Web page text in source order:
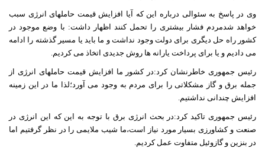
وی در پاسخ به سئوالی درباره این که آیا افزایش قیمت حاملهای انرژی سبب
خواهد شدمردم فشار بیشتری را تحمل کنند اظهار داشت: با وضع موجود در
کشور راه حل دیگری برای دولت وجود نداشت و ما باید یا مسیر گذشته را ادامه
می دادیم و یا برای پرداخت یارانه ها روش جدیدی اتخاذ می کردیم.
رئیس جمهوری خاطرنشان کرد:در کشور ما افزایش قیمت حاملهای انرژی از
جمله برق و گاز مشکلاتی را برای مردم به وجود می آورد؛لذا ما در این زمینه
افزایش چندانی نداشتیم.
رئیس جمهوری تاکید کرد:در بحث انرژی برق با توجه به این که این انرژی در
صنعت و کشاورزی بسیار مورد نیاز است،ما شیب ملایمی را در نظر گرفتیم اما
در بنزین و گازوئیل متفاوت عمل کردیم.